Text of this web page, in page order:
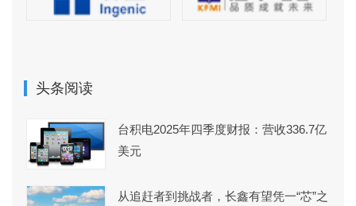
头条阅读
台积电2025年四季度财报：营收336.7亿
美元
从追赶者到挑战者，长鑫有望凭一“芯”之